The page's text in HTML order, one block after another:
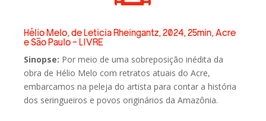
Hélio Melo, de Leticia Rheingantz, 2024, 25min, Acre
e São Paulo - LIVRE
Sinopse: Por meio de uma sobreposição inédita da
obra de Hélio Melo com retratos atuais do Acre,
embarcamos na peleja do artista para contar a história
dos seringueiros e povos originários da Amazônia.